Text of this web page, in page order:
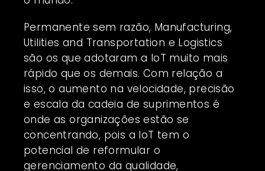
Permanente sem razão, Manufacturing,
Utilities and Transportation e Logistics
são os que adotaram a IoT muito mais
rápido que os demais. Com relação a
isso, o aumento na velocidade, precisão
e escala da cadeia de suprimentos é
onde as organizações estão se
concentrando, pois a IoT tem o
potencial de reformular o
gerenciamento da qualidade,